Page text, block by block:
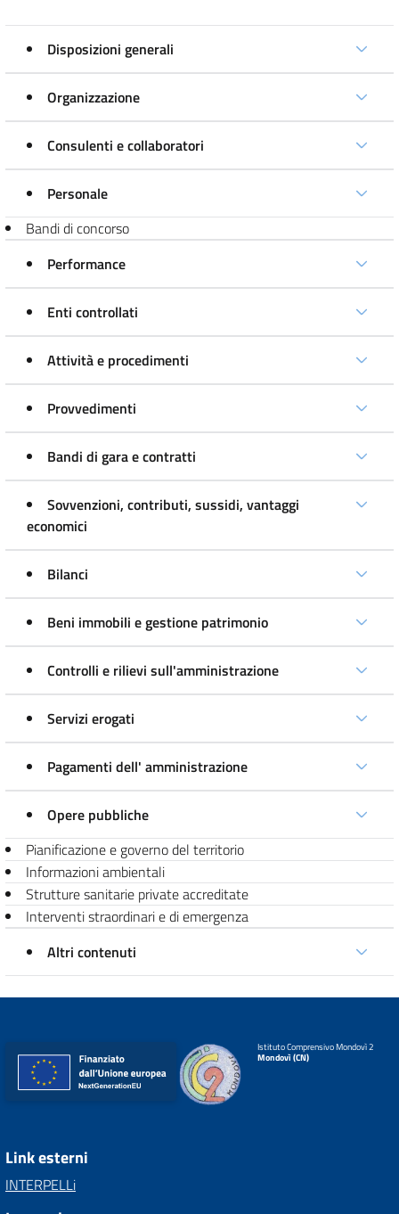
Disposizioni generali
Organizzazione
Consulenti e collaboratori
Personale
Bandi di concorso
Performance
Enti controllati
Attività e procedimenti
Provvedimenti
Bandi di gara e contratti
Sovvenzioni, contributi, sussidi, vantaggi
economici
Bilanci
Beni immobili e gestione patrimonio
Controlli e rilievi sull'amministrazione
Servizi erogati
Pagamenti dell' amministrazione
Opere pubbliche
Pianificazione e governo del territorio
Informazioni ambientali
Strutture sanitarie private accreditate
Interventi straordinari e di emergenza
Altri contenuti
Istituto Comprensivo Mondovì 2
Mondovì (CN)
Link esterni
INTERPELLi